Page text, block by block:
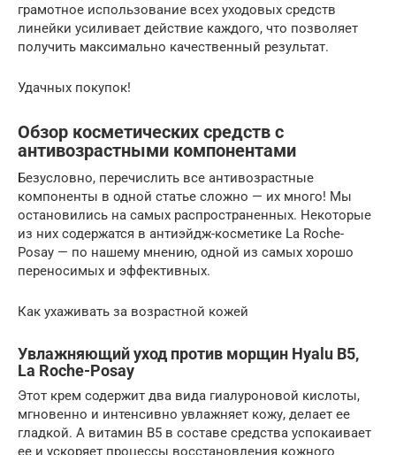
грамотное использование всех уходовых средств
линейки усиливает действие каждого, что позволяет
получить максимально качественный результат.
Удачных покупок!
Обзор косметических средств с
антивозрастными компонентами
Безусловно, перечислить все антивозрастные
компоненты в одной статье сложно — их много! Мы
остановились на самых распространенных. Некоторые
из них содержатся в антиэйдж-косметике La Roche-
Posay — по нашему мнению, одной из самых хорошо
переносимых и эффективных.
Как ухаживать за возрастной кожей
Увлажняющий уход против морщин Hyalu B5,
La Roche-Posay
Этот крем содержит два вида гиалуроновой кислоты,
мгновенно и интенсивно увлажняет кожу, делает ее
гладкой. А витамин В5 в составе средства успокаивает
ее и ускоряет процессы восстановления кожного